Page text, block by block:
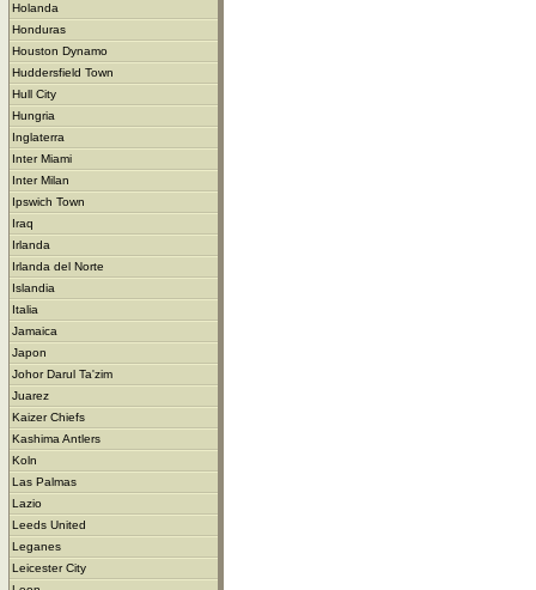
Holanda
Honduras
Houston Dynamo
Huddersfield Town
Hull City
Hungria
Inglaterra
Inter Miami
Inter Milan
Ipswich Town
Iraq
Irlanda
Irlanda del Norte
Islandia
Italia
Jamaica
Japon
Johor Darul Ta'zim
Juarez
Kaizer Chiefs
Kashima Antlers
Koln
Las Palmas
Lazio
Leeds United
Leganes
Leicester City